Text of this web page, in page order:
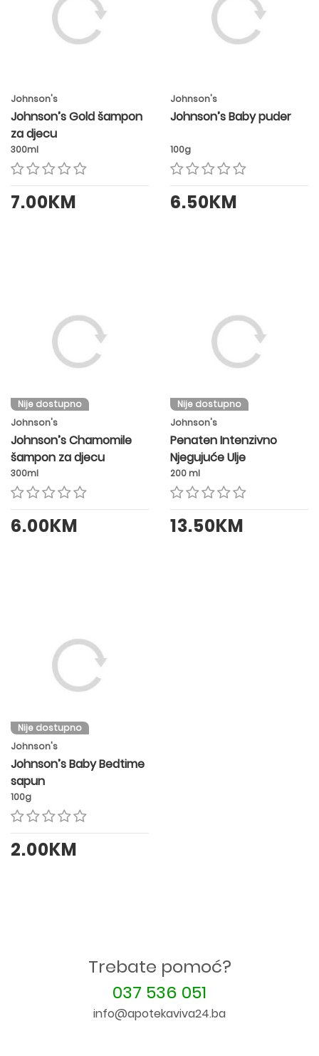
Johnson's
Johnson’s Gold šampon
za djecu
300ml
7.00KM
Johnson's
Johnson’s Baby puder
100g
6.50KM
Nije dostupno
Johnson's
Johnson’s Chamomile
šampon za djecu
300ml
6.00KM
Nije dostupno
Johnson's
Penaten Intenzivno
Njegujuće Ulje
200 ml
13.50KM
Nije dostupno
Johnson's
Johnson’s Baby Bedtime
sapun
100g
2.00KM
Trebate pomoć?
037 536 051
info@apotekaviva24.ba